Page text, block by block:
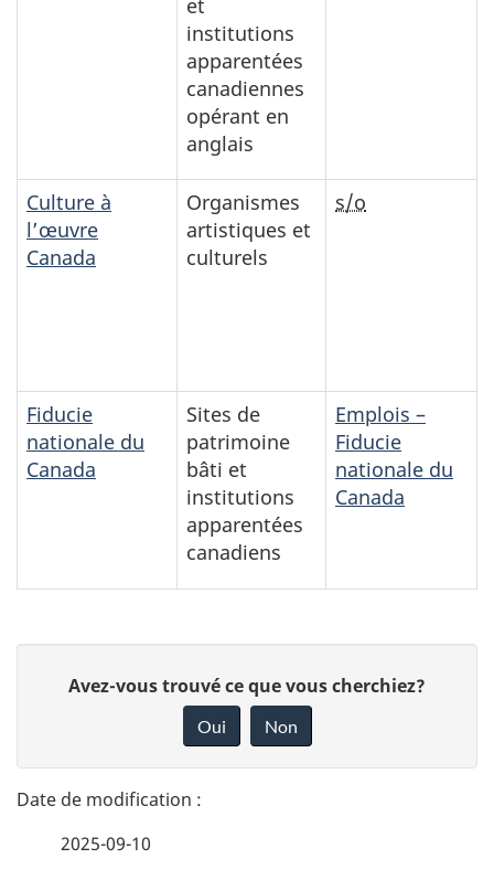
institutions
apparentées
canadiennes
opérant en
anglais
Culture à
l’œuvre
Canada
Organismes
artistiques et
culturels
s/o
Fiducie
nationale du
Canada
Sites de
patrimoine
bâti et
institutions
apparentées
canadiens
Emplois –
Fiducie
nationale du
Canada
t
a
n
Avez-vous trouvé ce que vous cherchiez?
Oui Non
2025-09-10